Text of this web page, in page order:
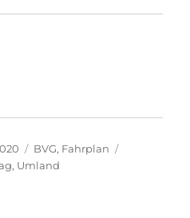
Kategorien
BVG, Fahrplan
, Umland